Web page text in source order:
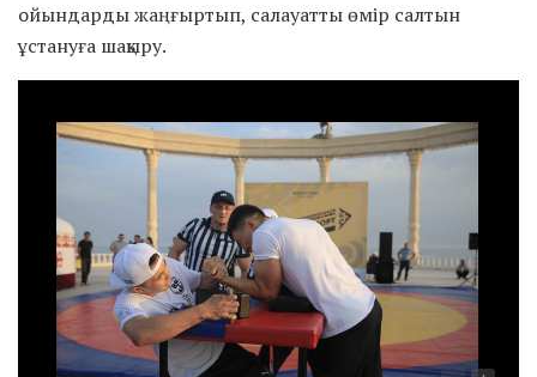
ойындарды жаңғыртып, салауатты өмір салтын
ұстануға шақыру.